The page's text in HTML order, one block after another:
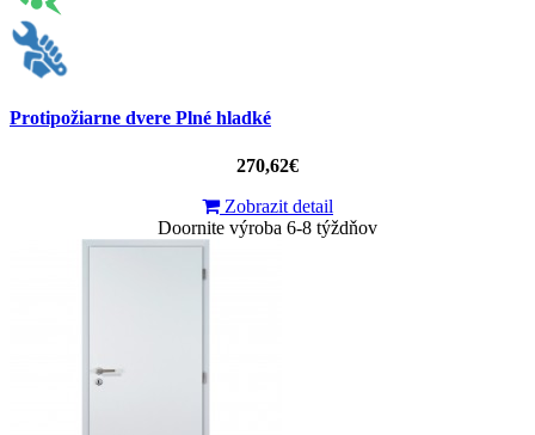
Protipožiarne dvere Plné hladké
270,62€
Zobrazit detail
Doornite výroba 6-8 týždňov